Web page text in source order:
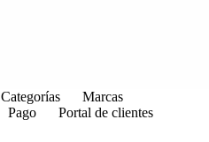
Categorías
Marcas
Pago Portal de clientes